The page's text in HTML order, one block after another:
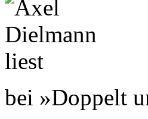
bei »Doppelt